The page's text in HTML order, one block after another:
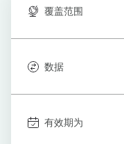
覆盖范围
数据
有效期为